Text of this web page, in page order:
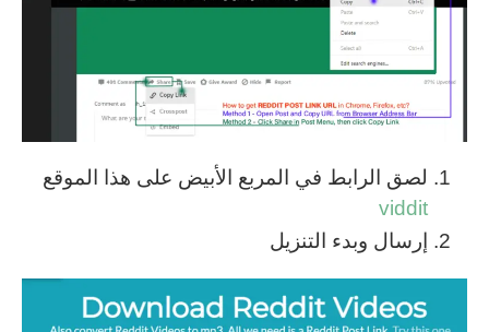
لصق الرابط في المربع الأبيض على هذا الموقع
viddit
إرسال وبدء التنزيل